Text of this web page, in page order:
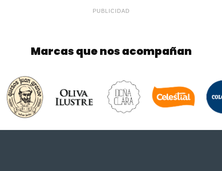
PUBLICIDAD
Marcas que nos acompañan